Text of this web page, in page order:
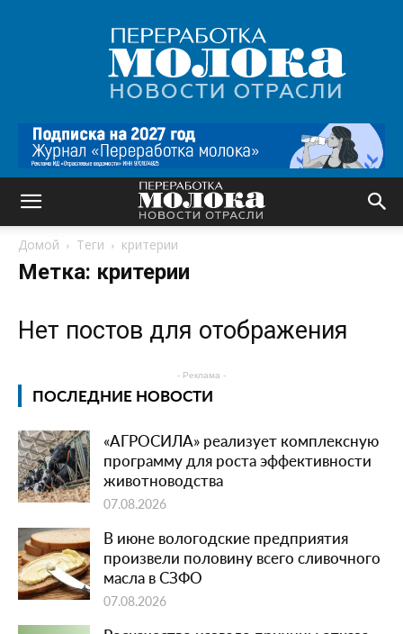
Переработка
молока
|
Новости
Домой Теги критерии
Метка: критерии
Нет постов для отображения
- Реклама -
ПОСЛЕДНИЕ НОВОСТИ
«АГРОСИЛА» реализует комплексную
программу для роста эффективности
животноводства
07.08.2026
В июне вологодские предприятия
произвели половину всего сливочного
масла в СЗФО
07.08.2026